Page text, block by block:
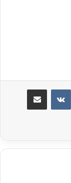
مشاركة عبر البريد